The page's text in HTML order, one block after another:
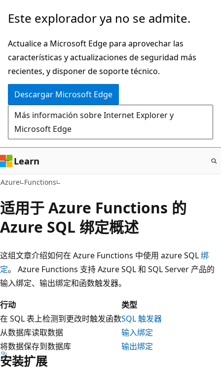
Ir
contenido
principal
Este explorador ya no se admite.
Actualice a Microsoft Edge para aprovechar las
características y actualizaciones de seguridad más
recientes, y disponer de soporte técnico.
Descargar Microsoft Edge
Más información sobre Internet Explorer y
Microsoft Edge
Learn
Azure Functions
适用于 Azure Functions 的
Azure SQL 绑定概述
这组文章介绍如何在 Azure Functions 中使用 azure SQL绑
定。 Azure Functions 支持 Azure SQL 和 SQL Server 产品的
输入绑定、输出绑定和函数触发器。
行动
类型
在 SQL 表上检测到更改时触发函数SQL 触发器
从数据库读取数据
输入绑定
将数据保存到数据库
输出绑定
安装扩展